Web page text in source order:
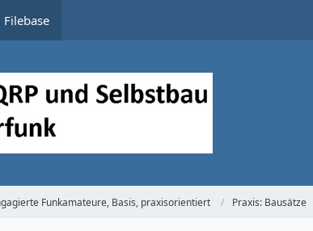
Filebase
Funkamateure, Basis, praxisorientiert Praxis: Bausätze